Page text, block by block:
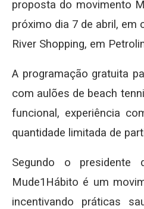
proposta do movimento
próximo dia 7 de abril, em
River Shopping, em
A programação gratuita
com aulões de beach
funcional, experiência
quantidade limitada de
Segundo o presidente
Mude1Hábito é um
incentivando práticas